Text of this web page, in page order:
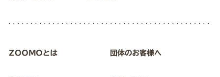
ZOOMOとは 団体のお客様へ